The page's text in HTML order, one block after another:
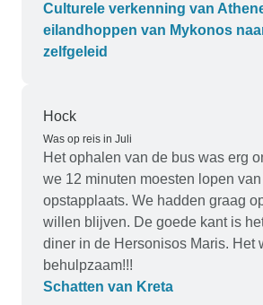
Culturele verkenning van
eilandhoppen van Mykonos
zelfgeleid
Hock
Was op reis in Juli
Het ophalen van de bus was erg
we 12 minuten moesten lopen
opstapplaats. We hadden graag
willen blijven. De goede kant is
diner in de Hersonisos Maris. Het
behulpzaam!!!
Schatten van Kreta